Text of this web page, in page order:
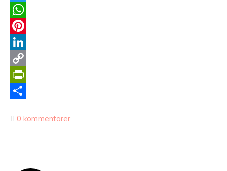
Twitter
WhatsApp
Pinterest
LinkedIn
Copy
Link
PrintFriendly
0 kommentarer